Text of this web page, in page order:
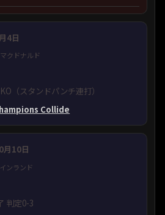
4日
クドナルド
（スタンドパンチ連打）
Collide
月10日
ンランド
判定0-3